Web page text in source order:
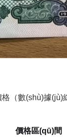
（數(shù)據
價格區(qū)間